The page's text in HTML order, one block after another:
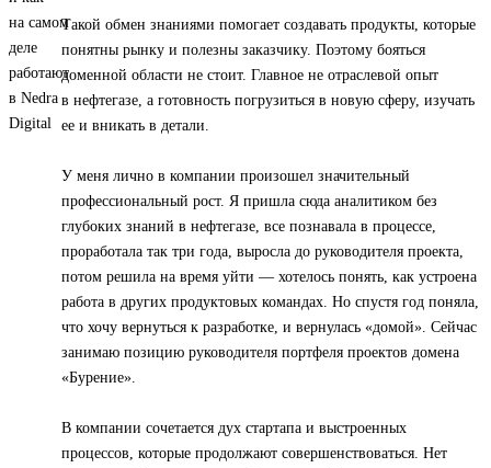
Такой обмен знаниями помогает создавать продукты, которые
понятны рынку и полезны заказчику. Поэтому бояться
доменной области не стоит. Главное не отраслевой опыт
в нефтегазе, а готовность погрузиться в новую сферу, изучать
ее и вникать в детали.
У меня лично в компании произошел значительный
профессиональный рост. Я пришла сюда аналитиком без
глубоких знаний в нефтегазе, все познавала в процессе,
проработала так три года, выросла до руководителя проекта,
потом решила на время уйти — хотелось понять, как устроена
работа в других продуктовых командах. Но спустя год поняла,
что хочу вернуться к разработке, и вернулась «домой». Сейчас
занимаю позицию руководителя портфеля проектов домена
«Бурение».
В компании сочетается дух стартапа и выстроенных
процессов, которые продолжают совершенствоваться. Нет